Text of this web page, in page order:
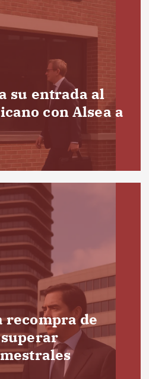
su entrada al
con Alsea a
recompra de